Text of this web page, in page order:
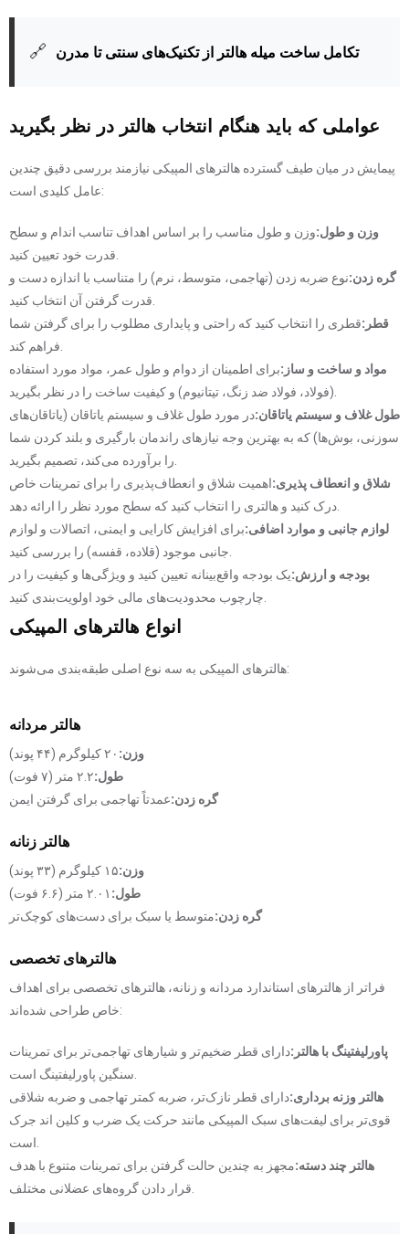
🔗 تکامل ساخت میله هالتر از تکنیک‌های سنتی تا مدرن
عواملی که باید هنگام انتخاب هالتر در نظر بگیرید
پیمایش در میان طیف گسترده هالترهای المپیکی نیازمند بررسی دقیق چندین
عامل کلیدی است:
وزن و طول:وزن و طول مناسب را بر اساس اهداف تناسب اندام و سطح
گره زدن:نوع ضربه زدن (تهاجمی، متوسط، نرم) را متناسب با اندازه دست و
قطر:قطری را انتخاب کنید که راحتی و پایداری مطلوب را برای گرفتن شما
مواد و ساخت و ساز:برای اطمینان از دوام و طول عمر، مواد مورد استفاده
طول غلاف و سیستم یاتاقان:در مورد طول غلاف و سیستم یاتاقان (یاتاقان‌های
سوزنی، بوش‌ها) که به بهترین وجه نیازهای راندمان بارگیری و بلند کردن شما
شلاق و انعطاف پذیری:اهمیت شلاق و انعطاف‌پذیری را برای تمرینات خاص
لوازم جانبی و موارد اضافی:برای افزایش کارایی و ایمنی، اتصالات و لوازم
بودجه و ارزش:یک بودجه واقع‌بینانه تعیین کنید و ویژگی‌ها و کیفیت را در
انواع هالترهای المپیکی
هالترهای المپیکی به سه نوع اصلی طبقه‌بندی می‌شوند:
هالتر مردانه
وزن: ۲۰ کیلوگرم (۴۴ پوند)
طول:۲.۲ متر (۷ فوت)
گره زدن:عمدتاً تهاجمی برای گرفتن ایمن
هالتر زنانه
وزن:۱۵ کیلوگرم (۳۳ پوند)
طول: ۲.۰۱ متر (۶.۶ فوت)
گره زدن:متوسط ​​یا سبک برای دست‌های کوچک‌تر
هالترهای تخصصی
فراتر از هالترهای استاندارد مردانه و زنانه، هالترهای تخصصی برای اهداف
خاص طراحی شده‌اند:
پاورلیفتینگ با هالتر:دارای قطر ضخیم‌تر و شیارهای تهاجمی‌تر برای تمرینات
هالتر وزنه برداری:دارای قطر نازک‌تر، ضربه کمتر تهاجمی و ضربه شلاقی
قوی‌تر برای لیفت‌های سبک المپیکی مانند حرکت یک ضرب و کلین اند جرک
هالتر چند دسته:مجهز به چندین حالت گرفتن برای تمرینات متنوع با هدف